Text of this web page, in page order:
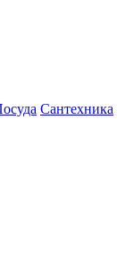
Сантехника